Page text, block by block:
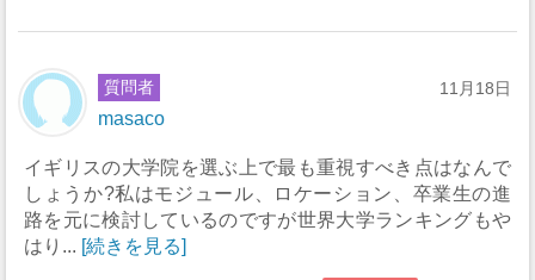
質問者
masaco
11月18日
イギリスの大学院を選ぶ上で最も重視すべき点はなんで
しょうか?私はモジュール、ロケーション、卒業生の進
路を元に検討しているのですが世界大学ランキングもや
はり... [続きを見る]